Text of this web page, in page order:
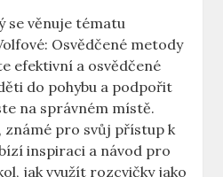
se věnuje tématu
Osvědčené metody
efektivní a osvědčené
do pohybu a podpořit
na správném místě.
známé pro svůj přístup k
inspiraci a návod pro
jak využít rozcvičky jako